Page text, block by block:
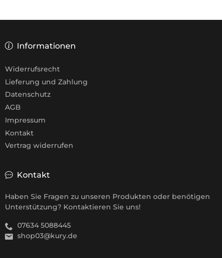
Informationen
Widerrufsrecht
Lieferung und Zahlung
Datenschutz
AGB
Impressum
Kontakt
Vertrag widerrufen
Kontakt
Haben Sie Fragen zu unseren Produkten oder benötigen
Unterstützung? Kontaktieren Sie uns!
07634 5088445
shop03@kury.de